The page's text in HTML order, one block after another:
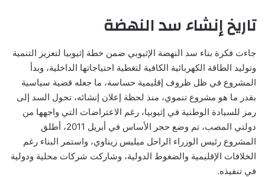
تاريخ إنشاء سد النهضة
جاءت فكرة بناء سد النهضة الإثيوبي ضمن خطة إثيوبيا لتعزيز التنمية
وتوليد الطاقة الكهربائية الكافية لتغطية احتياجاتها الداخلية، وبدأ
المشروع في ظل ظروف إقليمية حساسة، ما جعله قضية سياسية
بقدر ما هو مشروع تنموي، منذ لحظة إعلان إنشائه، تحول السد إلى
رمز للسيادة الوطنية في إثيوبيا، رغم الاعتراضات التي واجهها من
دولتي المصب، تم وضع حجر الأساس في أبريل 2011، أطلق
المشروع رئيس الوزراء الراحل ميليس زيناوي، واستمر البناء رغم
الخلافات الإقليمية والضغوط الدولية، وشاركت شركات محلية ودولية
في تنفيذه.